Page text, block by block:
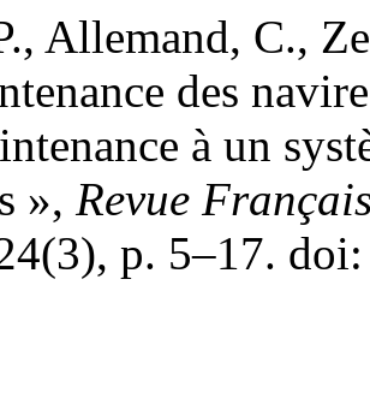
Allemand, C.,
des
à un
», Revue
p. 5–17.